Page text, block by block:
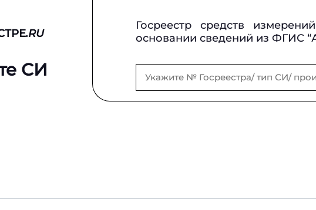
.RU
Госреестр средств
основании сведений из ФГИС
СИ